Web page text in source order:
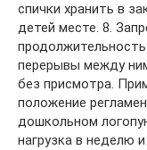
спички хранить в
детей месте. 8.
перерывы между
без присмотра.
положение
дошкольном
нагрузка в неделю